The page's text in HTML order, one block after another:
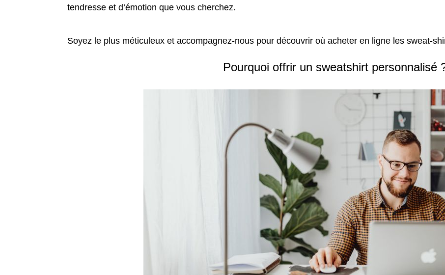
tendresse et d’émotion que vous cherchez.
Soyez le plus méticuleux et accompagnez-nous pour découvrir où acheter en ligne les sweat-
Pourquoi offrir un sweatshirt personnalisé